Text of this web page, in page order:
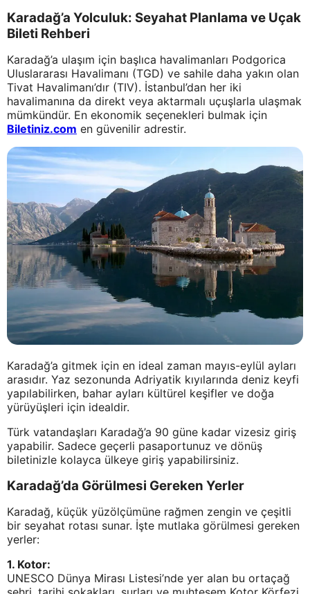
Karadağ’a Yolculuk: Seyahat Planlama ve Uçak
Bileti Rehberi
Karadağ’a ulaşım için başlıca havalimanları Podgorica
Uluslararası Havalimanı (TGD) ve sahile daha yakın olan
Tivat Havalimanı’dır (TIV). İstanbul’dan her iki
havalimanına da direkt veya aktarmalı uçuşlarla ulaşmak
mümkündür. En ekonomik seçenekleri bulmak için
Biletiniz.com en güvenilir adrestir.
Karadağ’a gitmek için en ideal zaman mayıs-eylül ayları
arasıdır. Yaz sezonunda Adriyatik kıyılarında deniz keyfi
yapılabilirken, bahar ayları kültürel keşifler ve doğa
yürüyüşleri için idealdir.
Türk vatandaşları Karadağ’a 90 güne kadar vizesiz giriş
yapabilir. Sadece geçerli pasaportunuz ve dönüş
biletinizle kolayca ülkeye giriş yapabilirsiniz.
Karadağ’da Görülmesi Gereken Yerler
Karadağ, küçük yüzölçümüne rağmen zengin ve çeşitli
bir seyahat rotası sunar. İşte mutlaka görülmesi gereken
yerler:
1. Kotor:
UNESCO Dünya Mirası Listesi’nde yer alan bu ortaçağ